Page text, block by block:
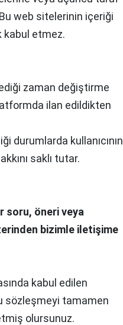
web sitelerinin içeriği
kabul etmez.
zaman değiştirme
ilan edildikten
durumlarda kullanıcının
saklı tutar.
soru, öneri veya
bizimle iletişime
kabul edilen
sözleşmeyi tamamen
olursunuz.